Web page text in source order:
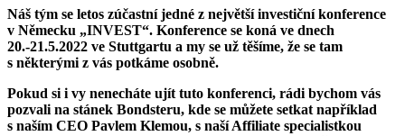
Náš tým se letos zúčastní jedné z největší investiční konference
v Německu „INVEST“. Konference se koná ve dnech
20.-21.5.2022 ve Stuttgartu a my se už těšíme, že se tam
s některými z vás potkáme osobně.
Pokud si i vy nenecháte ujít tuto konferenci, rádi bychom vás
pozvali na stánek Bondsteru, kde se můžete setkat například
s naším CEO Pavlem Klemou, s naší Affiliate specialistkou